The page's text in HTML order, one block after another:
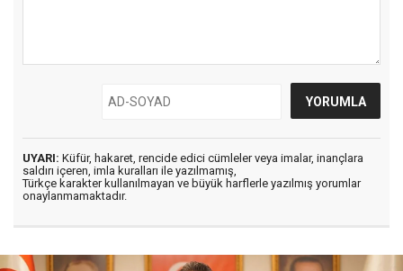
UYARI: Küfür, hakaret, rencide edici cümleler veya imalar, inançlara
saldırı içeren, imla kuralları ile yazılmamış,
Türkçe karakter kullanılmayan ve büyük harflerle yazılmış yorumlar
onaylanmamaktadır.